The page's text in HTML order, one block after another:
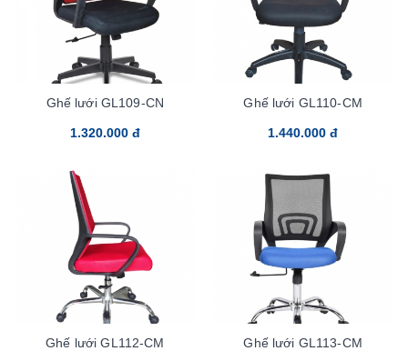
Ghế lưới GL109-CN
1.320.000 đ
Ghế lưới GL110-CM
1.440.000 đ
Ghế lưới GL112-CM Ghế lưới GL113-CM